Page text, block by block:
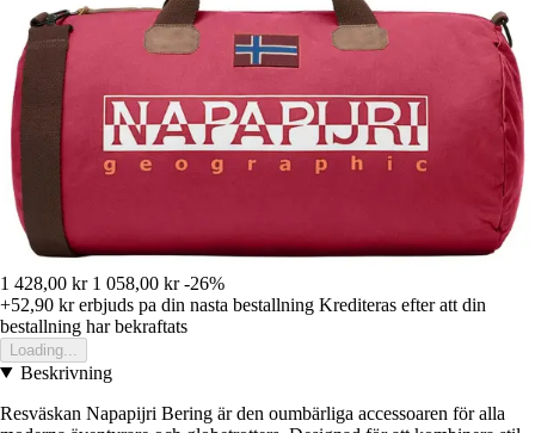
1 428,00 kr 1 058,00 kr -26%
+52,90 krerbjuds pa din nasta bestallning Krediteras efter att din
bestallning har bekraftats
Loading...
Beskrivning
Resväskan Napapijri Bering är den oumbärliga accessoaren för alla